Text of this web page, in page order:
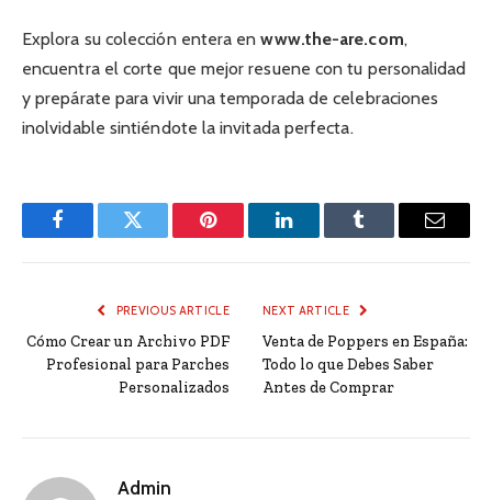
Explora su colección entera enwww.the-are.com,
encuentra el corte que mejor resuene con tu personalidad
y prepárate para vivir una temporada de celebraciones
inolvidable sintiéndote la invitada perfecta.
FacebookTwitter Pinterest LinkedInTumblr Email
PREVIOUS ARTICLE
Cómo Crear un Archivo PDF
Profesional para Parches
Personalizados
NEXT ARTICLE
Venta de Poppers en España:
Todo lo que Debes Saber
Antes de Comprar
Admin